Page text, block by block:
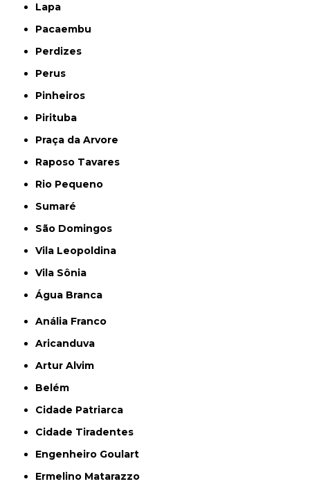
Lapa
Pacaembu
Perdizes
Perus
Pinheiros
Pirituba
Praça da Arvore
Raposo Tavares
Rio Pequeno
Sumaré
São Domingos
Vila Leopoldina
Vila Sônia
Água Branca
Anália Franco
Aricanduva
Artur Alvim
Belém
Cidade Patriarca
Cidade Tiradentes
Engenheiro Goulart
Ermelino Matarazzo